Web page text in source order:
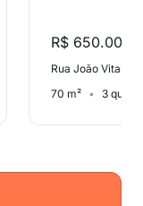
R$ 650.000
Rua João Vital
70 m²
3